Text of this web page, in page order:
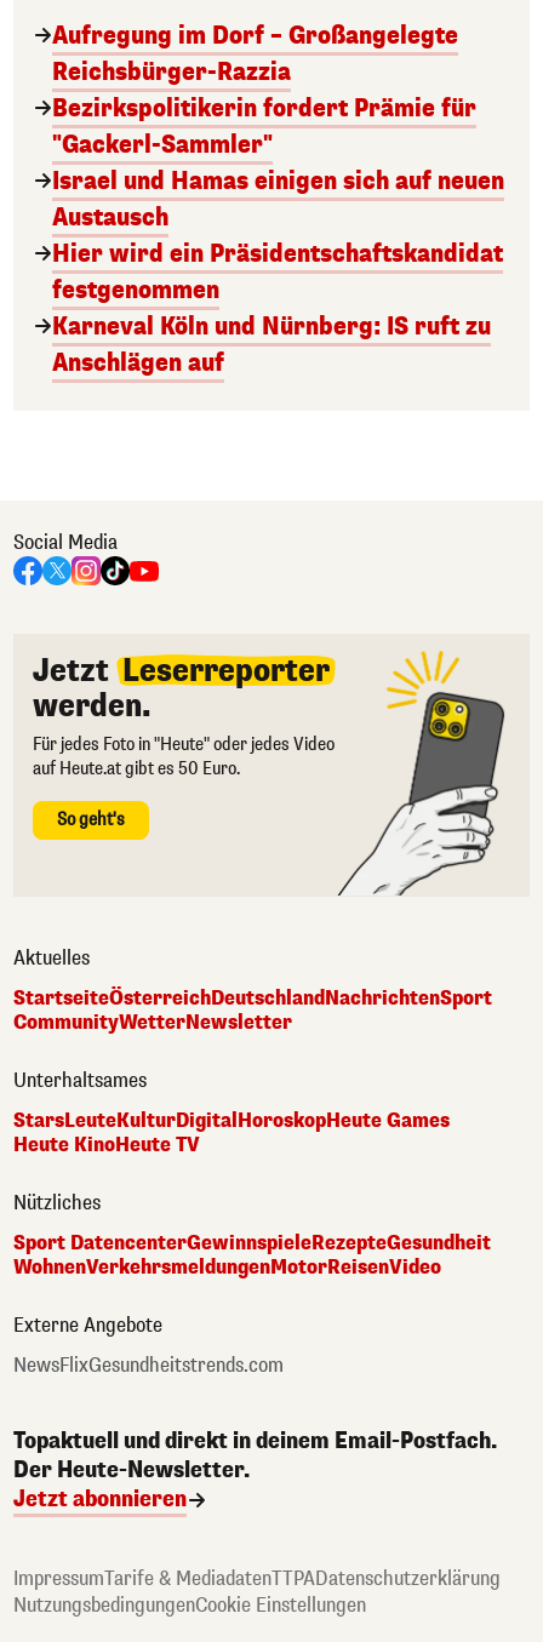
Aufregung im Dorf – Großangelegte
Reichsbürger-Razzia
Bezirkspolitikerin fordert Prämie für
"Gackerl-Sammler"
Israel und Hamas einigen sich auf neuen
Austausch
Hier wird ein Präsidentschaftskandidat
festgenommen
Karneval Köln und Nürnberg: IS ruft zu
Anschlägen auf
Social Media
Jetzt Leserreporter
werden.
Für jedes Foto in "Heute" oder jedes Video
auf Heute.at gibt es 50 Euro.
So geht's
Aktuelles
StartseiteÖsterreichDeutschlandNachrichtenSport
CommunityWetterNewsletter
Unterhaltsames
StarsLeuteKulturDigital HoroskopHeute Games
Heute KinoHeute TV
Nützliches
Sport DatencenterGewinnspieleRezepteGesundheit
WohnenVerkehrsmeldungenMotorReisenVideo
Externe Angebote
NewsFlixGesundheitstrends.com
Topaktuell und direkt in deinem Email-Postfach.
Der Heute-Newsletter.
Jetzt abonnieren
ImpressumTarife & MediadatenTTPADatenschutzerklärung
NutzungsbedingungenCookie Einstellungen